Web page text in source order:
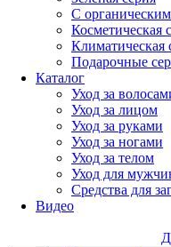
С
Косметическая
Климатическая
Подарочные
Каталог
Уход за
Уход за лицом
Уход за руками
Уход за ногами
Уход за телом
Уход для
Средства для
Видео